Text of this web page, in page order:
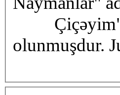
olunmuşdur.